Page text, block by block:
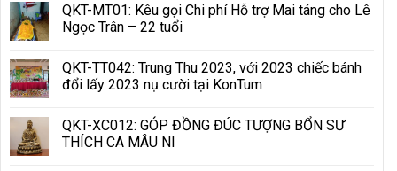
QKT-MT01: Kêu gọi Chi phí Hỗ trợ Mai táng cho Lê
Ngọc Trân – 22 tuổi
QKT-TT042: Trung Thu 2023, với 2023 chiếc bánh
đổi lấy 2023 nụ cười tại KonTum
QKT-XC012: GÓP ĐỒNG ĐÚC TƯỢNG BỔN SƯ
THÍCH CA MÂU NI